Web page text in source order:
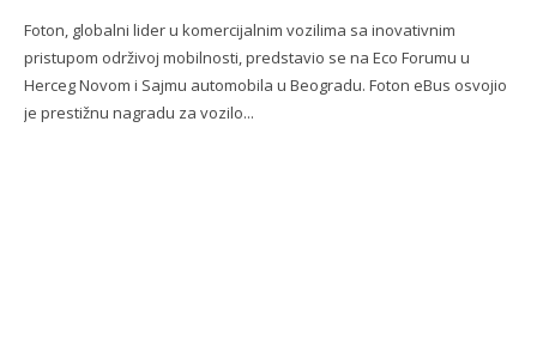
Foton, globalni lider u komercijalnim vozilima sa inovativnim
pristupom održivoj mobilnosti, predstavio se na Eco Forumu u
Herceg Novom i Sajmu automobila u Beogradu. Foton eBus osvojio
je prestižnu nagradu za vozilo...